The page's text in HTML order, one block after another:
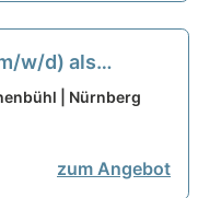
w/d) als
in Teilzeit - Wir
| Nürnberg
zum Angebot